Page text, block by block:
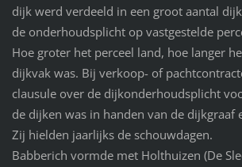
dijk werd verdeeld in een groot aantal
de onderhoudsplicht op vastgestelde
Hoe groter het perceel land, hoe langer
dijkvak was. Bij verkoop- of
clausule over de dijkonderhoudsplicht
de dijken was in handen van de dijkgraaf
Zij hielden jaarlijks de schouwdagen.
Babberich vormde met Holthuizen (De